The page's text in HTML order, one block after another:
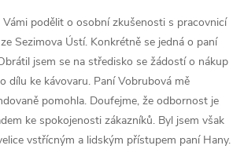
Vámi podělit o osobní zkušenosti s pracovnicí
Sezimova Ústí. Konkrétně se jedná o paní
jsem se na středisko se žádostí o nákup
dílu ke kávovaru. Paní Vobrubová mě
pomohla. Doufejme, že odbornost je
ke spokojenosti zákazníků. Byl jsem však
vstřícným a lidským přístupem paní Hany.